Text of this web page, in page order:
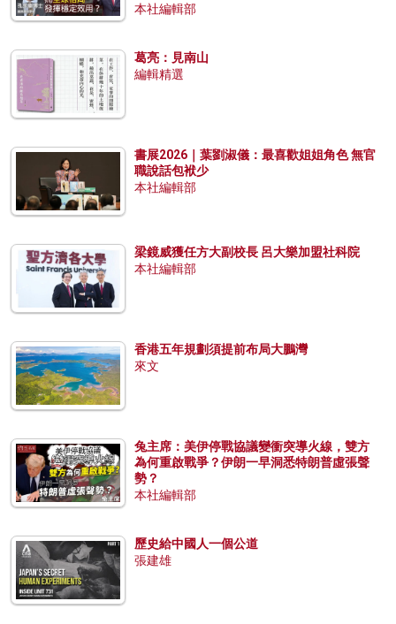
本社編輯部
葛亮：見南山
編輯精選
書展2026｜葉劉淑儀：最喜歡姐姐角色 無官
職說話包袱少
本社編輯部
梁鏡威獲任方大副校長 呂大樂加盟社科院
本社編輯部
香港五年規劃須提前布局大鵬灣
來文
兔主席：美伊停戰協議變衝突導火線，雙方
為何重啟戰爭？伊朗一早洞悉特朗普虛張聲
勢？
本社編輯部
歷史給中國人一個公道
張建雄